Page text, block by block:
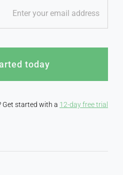
today
Get started with a 12-day free trial